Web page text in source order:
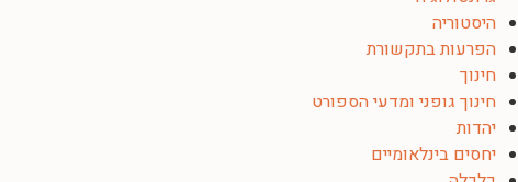
היסטוריה
הפרעות בתקשורת
חינוך
חינוך גופני ומדעי הספורט
יהדות
יחסים בינלאומיים